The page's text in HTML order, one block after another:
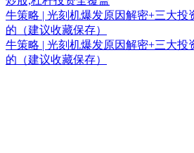
牛策略 | 光刻机爆发原因解密+三大投
的（建议收藏保存）
牛策略 | 光刻机爆发原因解密+三大投
的（建议收藏保存）